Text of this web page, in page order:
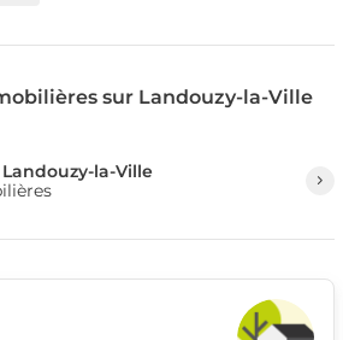
sur Landouzy-la-Ville
la-Ville